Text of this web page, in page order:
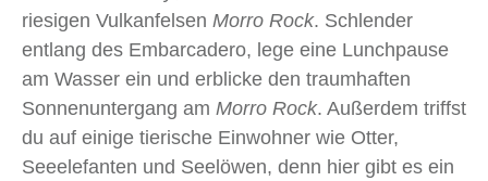
riesigen Vulkanfelsen Morro Rock. Schlender
entlang des Embarcadero, lege eine Lunchpause
am Wasser ein und erblicke den traumhaften
Sonnenuntergang am Morro Rock. Außerdem triffst
du auf einige tierische Einwohner wie Otter,
Seeelefanten und Seelöwen, denn hier gibt es ein